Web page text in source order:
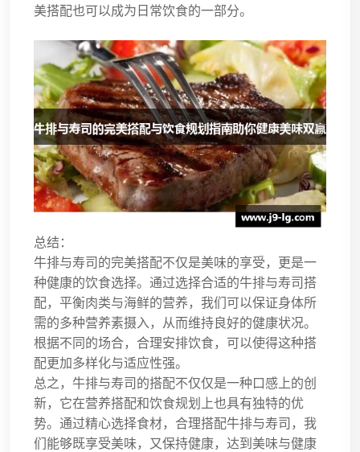
美搭配也可以成为日常饮食的一部分。
总结：
牛排与寿司的完美搭配不仅是美味的享受，更是一
种健康的饮食选择。通过选择合适的牛排与寿司搭
配，平衡肉类与海鲜的营养，我们可以保证身体所
需的多种营养素摄入，从而维持良好的健康状况。
根据不同的场合，合理安排饮食，可以使得这种搭
配更加多样化与适应性强。
总之，牛排与寿司的搭配不仅仅是一种口感上的创
新，它在营养搭配和饮食规划上也具有独特的优
势。通过精心选择食材，合理搭配牛排与寿司，我
们能够既享受美味，又保持健康，达到美味与健康